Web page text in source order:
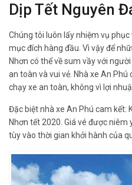
Dịp Tết Nguyên
Chúng tôi luôn lấy nhiệm vụ
mục đích hàng đầu. Vì vậy để
Nhơn có thể về sum vầy với
an toàn và vui vẻ. Nhà xe An
chạy xe an toàn, không vì lợi
Đặc biệt nhà xe An Phú cam kết:
Nhơn tết 2020. Giá vé được
tùy vào thời gian khởi hành của